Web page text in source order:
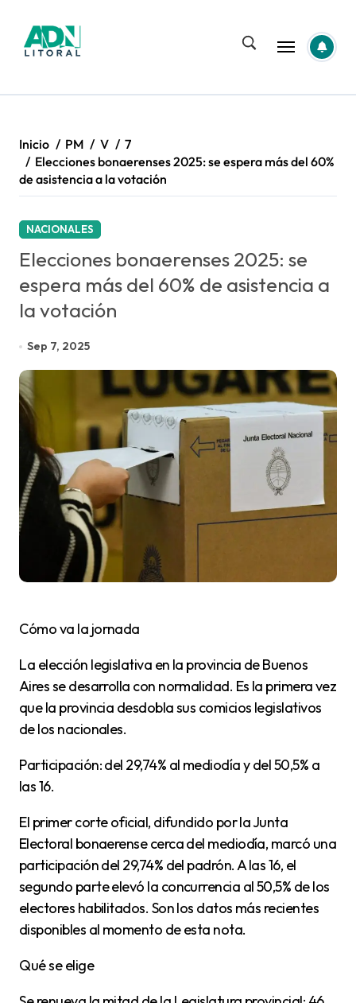
contenido
Inicio PM V
7
Elecciones bonaerenses 2025: se espera más del 60%
de asistencia a la votación
NACIONALES
Elecciones bonaerenses 2025: se
espera más del 60% de asistencia a
la votación
Sep 7, 2025
Cómo va la jornada
La elección legislativa en la provincia de Buenos
Aires se desarrolla con normalidad. Es la primera vez
que la provincia desdobla sus comicios legislativos
de los nacionales.
Participación: del 29,74% al mediodía y del 50,5% a
las 16.
El primer corte oficial, difundido por la Junta
Electoral bonaerense cerca del mediodía, marcó una
participación del 29,74% del padrón. A las 16, el
segundo parte elevó la concurrencia al 50,5% de los
electores habilitados. Son los datos más recientes
disponibles al momento de esta nota.
Qué se elige